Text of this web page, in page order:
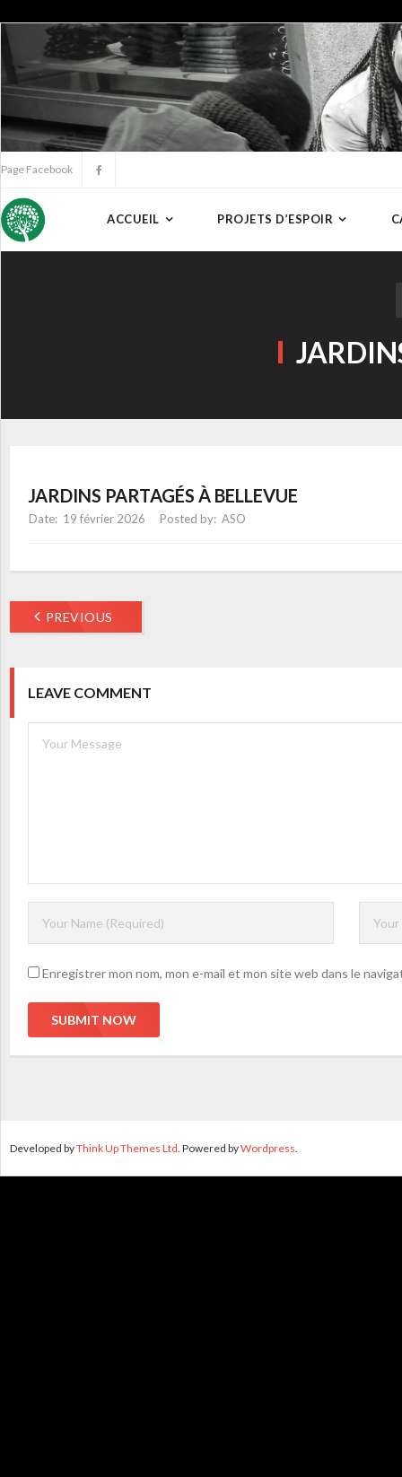
Page Facebook
ACCUEIL PROJETS D’ESPOIR
JARDINS PARTAGÉS À BELLEVUE
19 février 2026 ASO
PREVIOUS
LEAVE COMMENT
Enregistrer mon nom, mon e-mail et mon site web dans le
Developed byThink Up Themes Ltd . Powered byWordpress